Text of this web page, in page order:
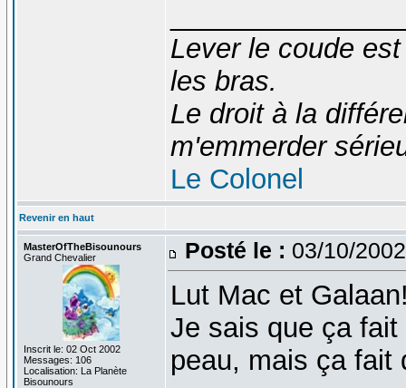
Lever le coude
les bras.
Le droit à la
m'emmerder
Le Colonel
Revenir en haut
MasterOfTheBisounours
Grand Chevalier
Inscrit le: 02 Oct 2002
Messages: 106
Localisation: La Planète
Bisounours
Posté le : 03/10/
Lut Mac et
Je sais que ça
peau, mais ça fait